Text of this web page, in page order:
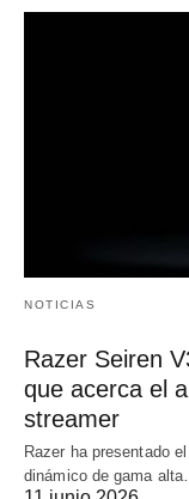
NOTICIAS
Razer Seiren
que acerca el
streamer
Razer ha presentado
dinámico de gama alta…